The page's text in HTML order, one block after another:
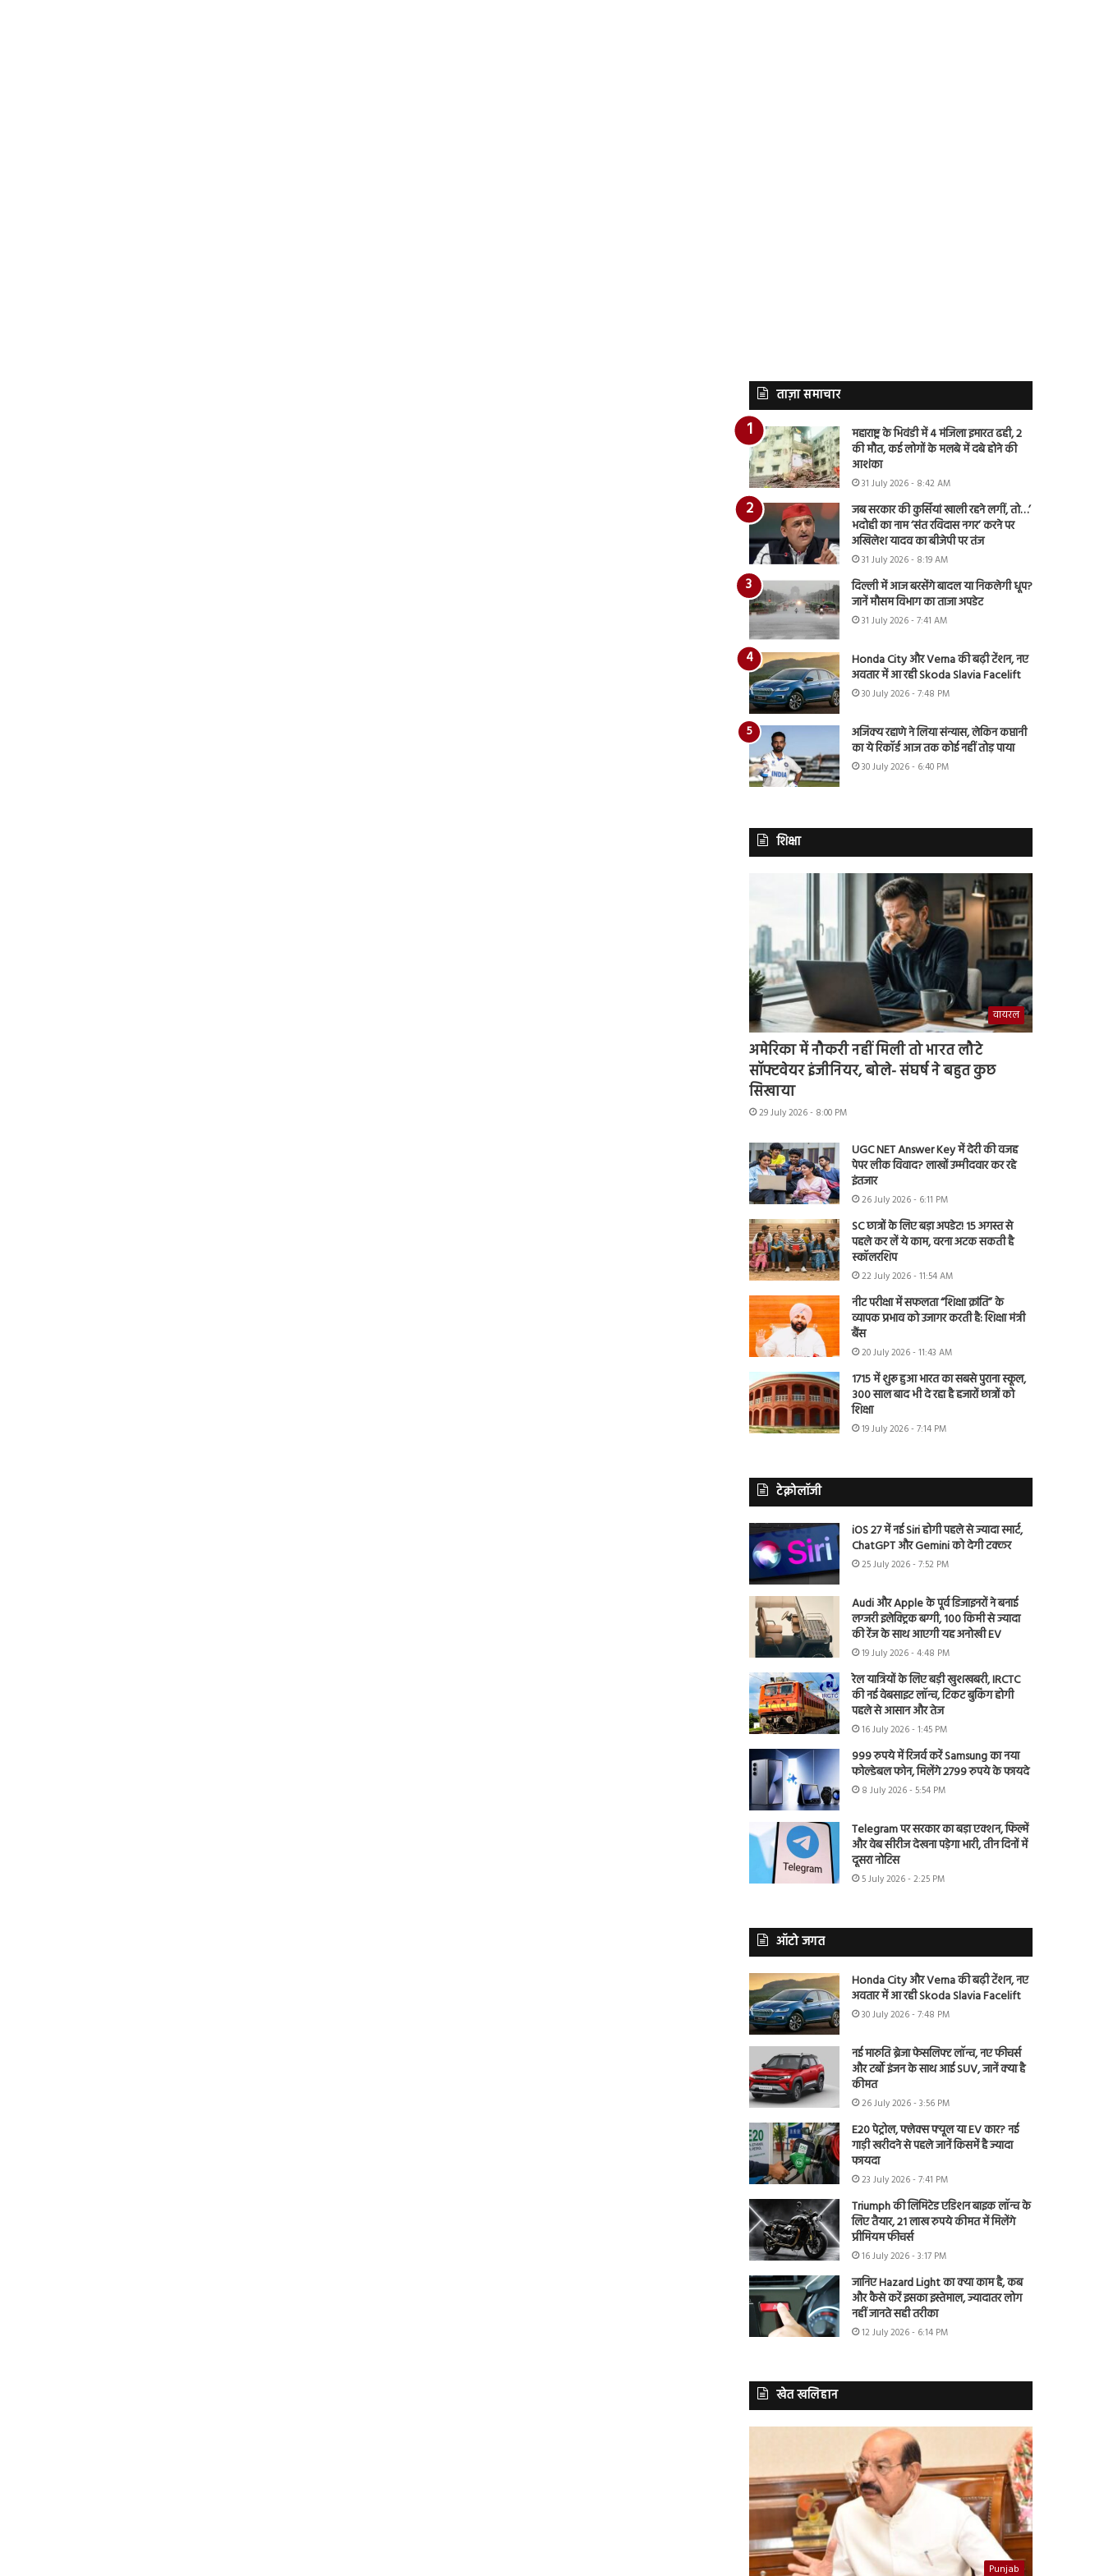
ताज़ा समाचार
महाराष्ट्र के भिवंडी में 4 मंजिला इमारत ढही, 2
की मौत, कई लोगों के मलबे में दबे होने की
आशंका
31 July 2026 - 8:42 AM
जब सरकार की कुर्सियां खाली रहने लगीं, तो…’
भदोही का नाम ‘संत रविदास नगर’ करने पर
अखिलेश यादव का बीजेपी पर तंज
31 July 2026 - 8:19 AM
दिल्ली में आज बरसेंगे बादल या निकलेगी धूप?
जानें मौसम विभाग का ताजा अपडेट
31 July 2026 - 7:41 AM
Honda City और Verna की बढ़ी टेंशन, नए
अवतार में आ रही Skoda Slavia Facelift
30 July 2026 - 7:48 PM
अजिंक्य रहाणे ने लिया संन्यास, लेकिन कप्तानी
का ये रिकॉर्ड आज तक कोई नहीं तोड़ पाया
30 July 2026 - 6:40 PM
शिक्षा
वायरल
अमेरिका में नौकरी नहीं मिली तो भारत लौटे
सॉफ्टवेयर इंजीनियर, बोले- संघर्ष ने बहुत कुछ
सिखाया
29 July 2026 - 8:00 PM
UGC NET Answer Key में देरी की वजह
पेपर लीक विवाद? लाखों उम्मीदवार कर रहे
इंतजार
26 July 2026 - 6:11 PM
SC छात्रों के लिए बड़ा अपडेट! 15 अगस्त से
पहले कर लें ये काम, वरना अटक सकती है
स्कॉलरशिप
22 July 2026 - 11:54 AM
नीट परीक्षा में सफलता “शिक्षा क्रांति” के
व्यापक प्रभाव को उजागर करती है: शिक्षा मंत्री
बैंस
20 July 2026 - 11:43 AM
1715 में शुरू हुआ भारत का सबसे पुराना स्कूल,
300 साल बाद भी दे रहा है हजारों छात्रों को
शिक्षा
19 July 2026 - 7:14 PM
टेक्नोलॉजी
iOS 27 में नई Siri होगी पहले से ज्यादा स्मार्ट,
ChatGPT और Gemini को देगी टक्कर
25 July 2026 - 7:52 PM
Audi और Apple के पूर्व डिजाइनरों ने बनाई
लग्जरी इलेक्ट्रिक बग्गी, 100 किमी से ज्यादा
की रेंज के साथ आएगी यह अनोखी EV
19 July 2026 - 4:48 PM
रेल यात्रियों के लिए बड़ी खुशखबरी, IRCTC
की नई वेबसाइट लॉन्च, टिकट बुकिंग होगी
पहले से आसान और तेज
16 July 2026 - 1:45 PM
999 रुपये में रिजर्व करें Samsung का नया
फोल्डेबल फोन, मिलेंगे 2799 रुपये के फायदे
8 July 2026 - 5:54 PM
Telegram पर सरकार का बड़ा एक्शन, फिल्में
और वेब सीरीज देखना पड़ेगा भारी, तीन दिनों में
दूसरा नोटिस
5 July 2026 - 2:25 PM
ऑटो जगत
Honda City और Verna की बढ़ी टेंशन, नए
अवतार में आ रही Skoda Slavia Facelift
30 July 2026 - 7:48 PM
नई मारुति ब्रेजा फेसलिफ्ट लॉन्च, नए फीचर्स
और टर्बो इंजन के साथ आई SUV, जानें क्या है
कीमत
26 July 2026 - 3:56 PM
E20 पेट्रोल, फ्लेक्स फ्यूल या EV कार? नई
गाड़ी खरीदने से पहले जानें किसमें है ज्यादा
फायदा
23 July 2026 - 7:41 PM
Triumph की लिमिटेड एडिशन बाइक लॉन्च के
लिए तैयार, 21 लाख रुपये कीमत में मिलेंगे
प्रीमियम फीचर्स
16 July 2026 - 3:17 PM
जानिए Hazard Light का क्या काम है, कब
और कैसे करें इसका इस्तेमाल, ज्यादातर लोग
नहीं जानते सही तरीका
12 July 2026 - 6:14 PM
खेत खलिहान
Punjab